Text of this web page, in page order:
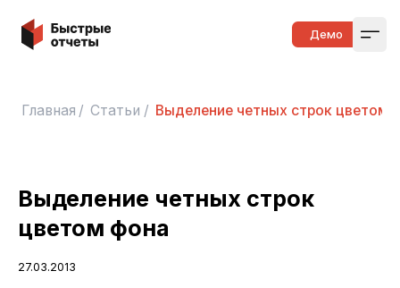
Быстрые отчеты Демо
Главная / Статьи / Выделение четных строк цветом
Выделение четных строк
цветом фона
27.03.2013